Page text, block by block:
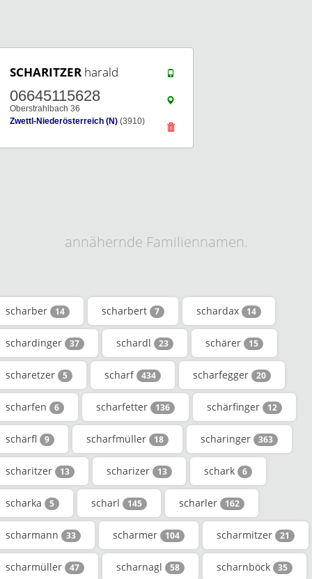
SCHARITZER harald
06645115628
Oberstrahlbach 36
Zwettl-Niederösterreich (N) (3910)
annähernde Familiennamen.
scharber 14 scharbert 7 schardax 14
schardinger 37 schardl 23 schärer 15
scharetzer 5 scharf 434 scharfegger 20
scharfen 6 scharfetter 136 schärfinger 12
schärfl 9 scharfmüller 18 scharinger 363
scharitzer 13 scharizer 13 schark 6
scharka 5 scharl 145 scharler 162
scharmann 33 scharmer 104 scharmitzer 21
scharmüller 47 scharnagl 58 scharnböck 35